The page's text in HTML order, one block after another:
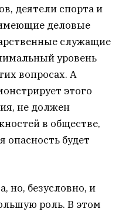
деятели спорта и
деловые
служащие
уровень
вопросах. А
этого
не должен
в обществе,
опасность будет
но, безусловно, и
роль. В этом